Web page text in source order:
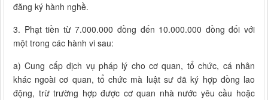
đăng ký hành nghề.
3. Phạt tiền từ 7.000.000 đồng đến 10.000.000 đồng đối với
một trong các hành vi sau:
a) Cung cấp dịch vụ pháp lý cho cơ quan, tổ chức, cá nhân
khác ngoài cơ quan, tổ chức mà luật sư đã ký hợp đồng lao
động, trừ trường hợp được cơ quan nhà nước yêu cầu hoặc